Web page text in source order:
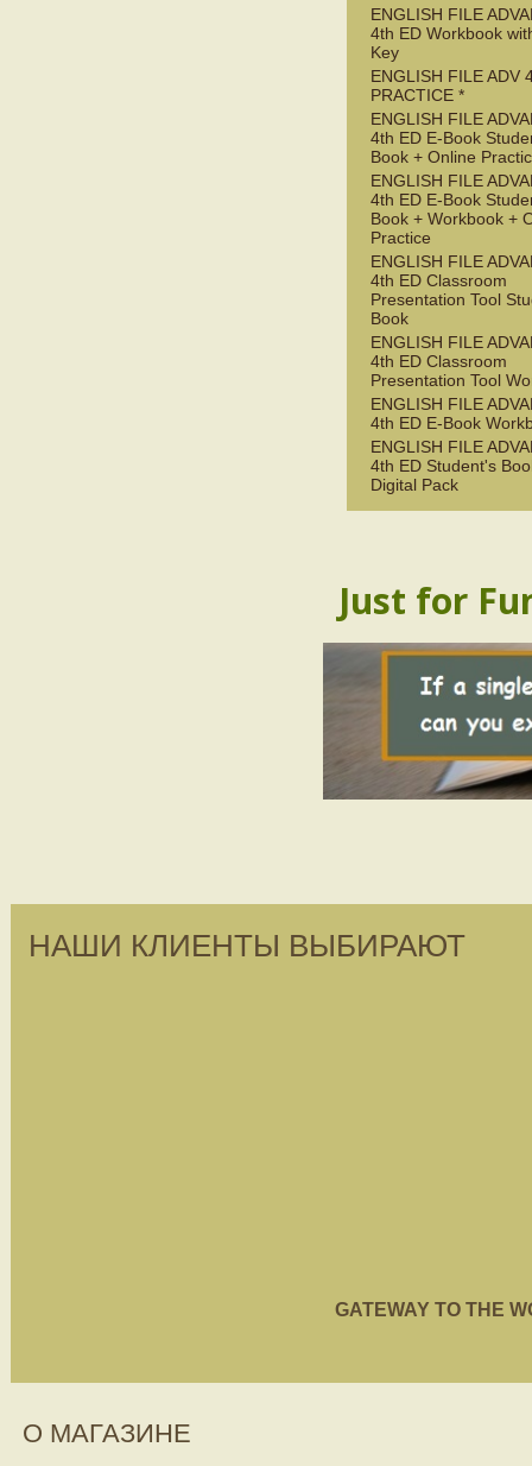
ENGLISH FILE
4th ED Workbook
Key
ENGLISH FILE ADV
PRACTICE *
ENGLISH FILE
4th ED E-Book
Book + Online
ENGLISH FILE
4th ED E-Book
Book + Workbook +
Practice
ENGLISH FILE
4th ED Classroom
Presentation Tool
Book
ENGLISH FILE
4th ED Classroom
Presentation Tool
ENGLISH FILE
4th ED E-Book
ENGLISH FILE
4th ED Student's
Digital Pack
Just for
НАШИ КЛИЕНТЫ ВЫБИРАЮТ
GATEWAY TO THE
О МАГАЗИНЕ